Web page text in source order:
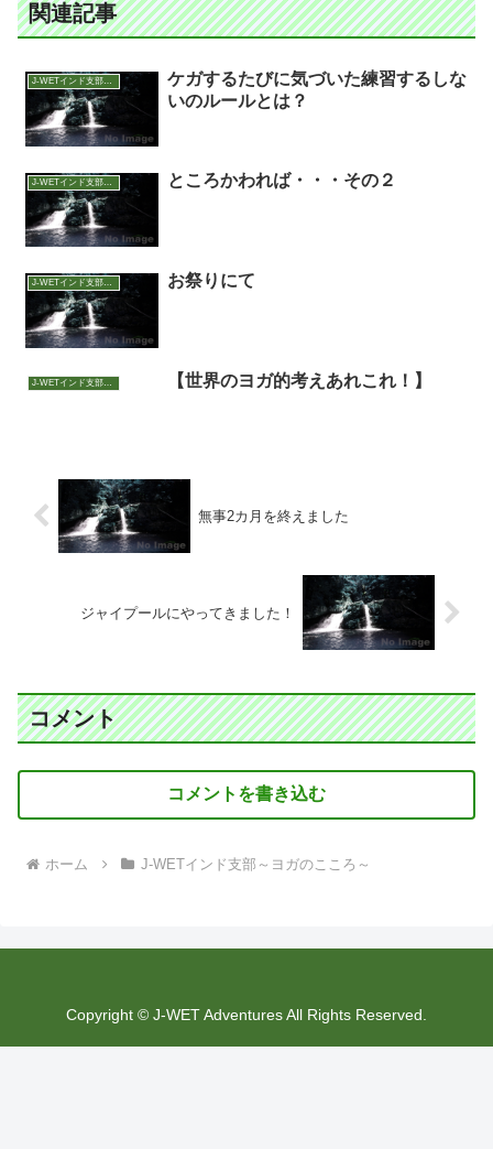
関連記事
J-WETインド支部～ヨガのこころ～
ケガするたびに気づいた練習するしな
いのルールとは？
J-WETインド支部～ヨガのこころ～ ところかわれば・・・その２
J-WETインド支部～ヨガのこころ～ お祭りにて
J-WETインド支部～ヨガのこころ～ 【世界のヨガ的考えあれこれ！】
無事2カ月を終えました
ジャイプールにやってきました！
コメント
コメントを書き込む
ホーム J-WETインド支部～ヨガのこころ～
Copyright © J-WET Adventures All Rights Reserved.